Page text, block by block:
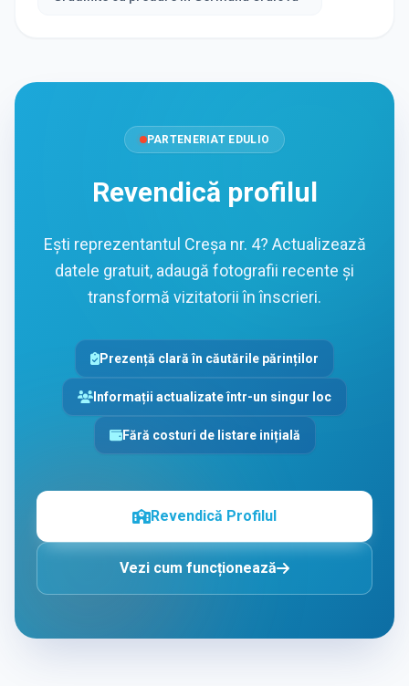
PARTENERIAT EDULIO
Revendică profilul
Ești reprezentantul Creșa nr. 4? Actualizează
datele gratuit, adaugă fotografii recente și
transformă vizitatorii în înscrieri.
Prezență clară în căutările părinților
Informații actualizate într-un singur loc
Fără costuri de listare inițială
Revendică Profilul
Vezi cum funcționează